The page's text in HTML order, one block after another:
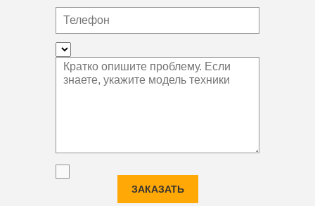
ЗАКАЗАТЬ